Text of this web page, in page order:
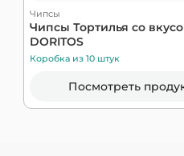
Чипсы
Чипсы Тортилья со
DORITOS
Коробка из 10 штук
Посмотреть